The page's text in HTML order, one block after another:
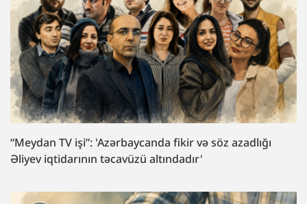
“Meydan TV işi”: 'Azərbaycanda fikir və söz azadlığı
Əliyev iqtidarının təcavüzü altındadır'